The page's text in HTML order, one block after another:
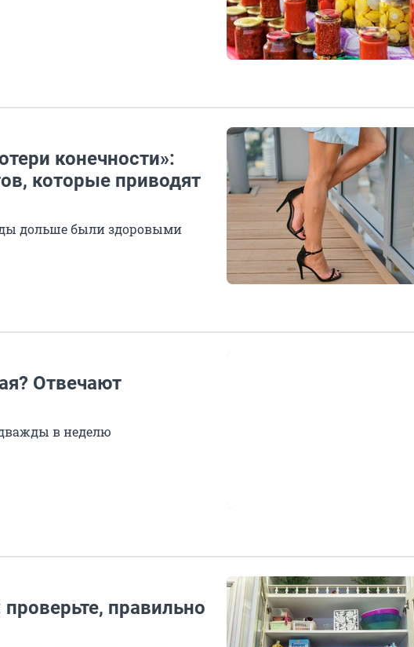
конечности»:
которые приводят
дольше были здоровыми
Отвечают
в неделю
правильно